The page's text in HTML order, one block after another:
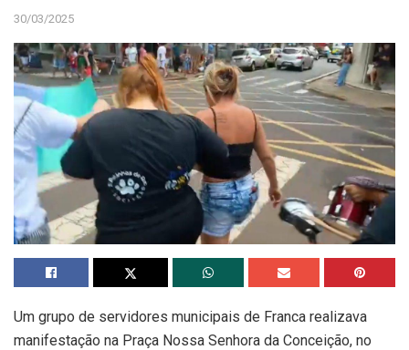
30/03/2025
Um grupo de servidores municipais de Franca realizava
manifestação na Praça Nossa Senhora da Conceição, no